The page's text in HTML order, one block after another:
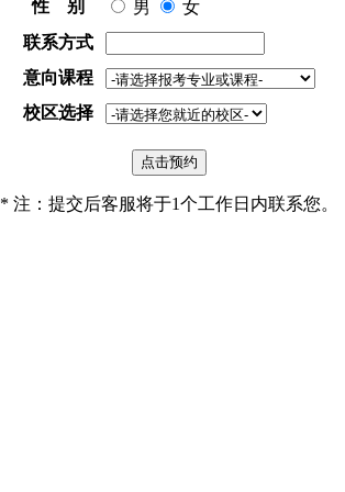
性 别 男
女
联系方式
意向课程
校区选择
* 注：提交后客服将于1个工作日内联系您。